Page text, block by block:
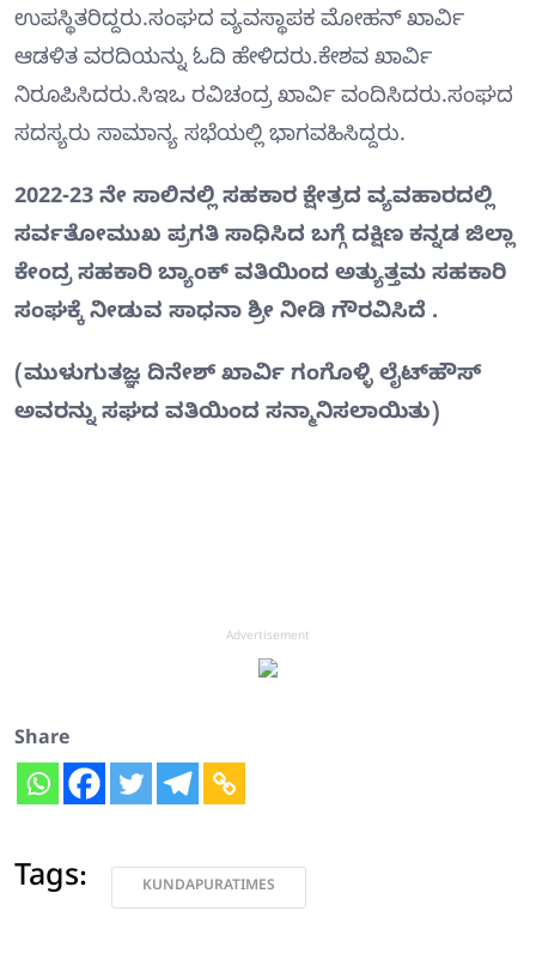
ಉಪಸ್ಥಿತರಿದ್ದರು.ಸಂಘದ ವ್ಯವಸ್ಥಾಪಕ ಮೋಹನ್ ಖಾರ್ವಿ
ಆಡಳಿತ ವರದಿಯನ್ನು ಓದಿ ಹೇಳಿದರು.ಕೇಶವ ಖಾರ್ವಿ
ನಿರೂಪಿಸಿದರು.ಸಿಇಒ ರವಿಚಂದ್ರ ಖಾರ್ವಿ ವಂದಿಸಿದರು.ಸಂಘದ
ಸದಸ್ಯರು ಸಾಮಾನ್ಯ ಸಭೆಯಲ್ಲಿ ಭಾಗವಹಿಸಿದ್ದರು.
2022-23 ನೇ ಸಾಲಿನಲ್ಲಿ ಸಹಕಾರ ಕ್ಷೇತ್ರದ ವ್ಯವಹಾರದಲ್ಲಿ
ಸರ್ವತೋಮುಖ ಪ್ರಗತಿ ಸಾಧಿಸಿದ ಬಗ್ಗೆ ದಕ್ಷಿಣ ಕನ್ನಡ ಜಿಲ್ಲಾ
ಕೇಂದ್ರ ಸಹಕಾರಿ ಬ್ಯಾಂಕ್ ವತಿಯಿಂದ ಅತ್ಯುತ್ತಮ ಸಹಕಾರಿ
ಸಂಘಕ್ಕೆ ನೀಡುವ ಸಾಧನಾ ಶ್ರೀ ನೀಡಿ ಗೌರವಿಸಿದೆ ‌.
(ಮುಳುಗುತಜ್ಞ ದಿನೇಶ್ ಖಾರ್ವಿ ಗಂಗೊಳ್ಳಿ ಲೈಟ್‍ಹೌಸ್
ಅವರನ್ನು ಸಘದ ವತಿಯಿಂದ ಸನ್ಮಾನಿಸಲಾಯಿತು)
Advertisement
Share
Tags: KUNDAPURATIMES